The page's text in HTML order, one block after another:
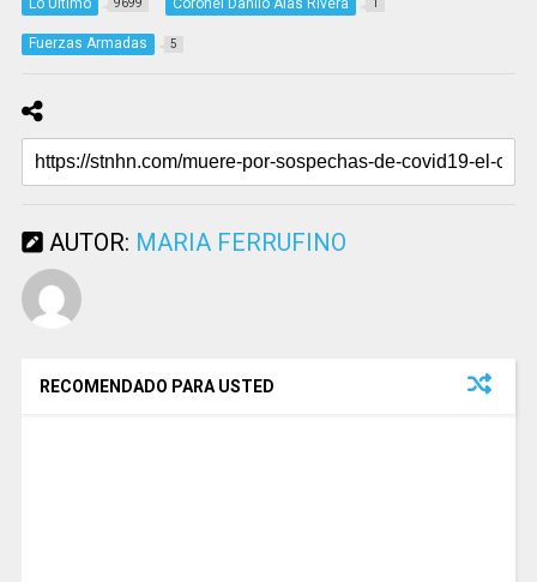
9699 1
Fuerzas Armadas 5
AUTOR: MARIA FERRUFINO
RECOMENDADO PARA USTED